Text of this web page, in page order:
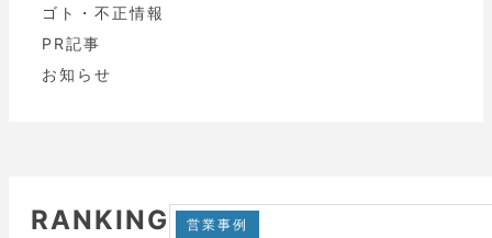
ゴト・不正情報
PR記事
お知らせ
RANKING 営業事例